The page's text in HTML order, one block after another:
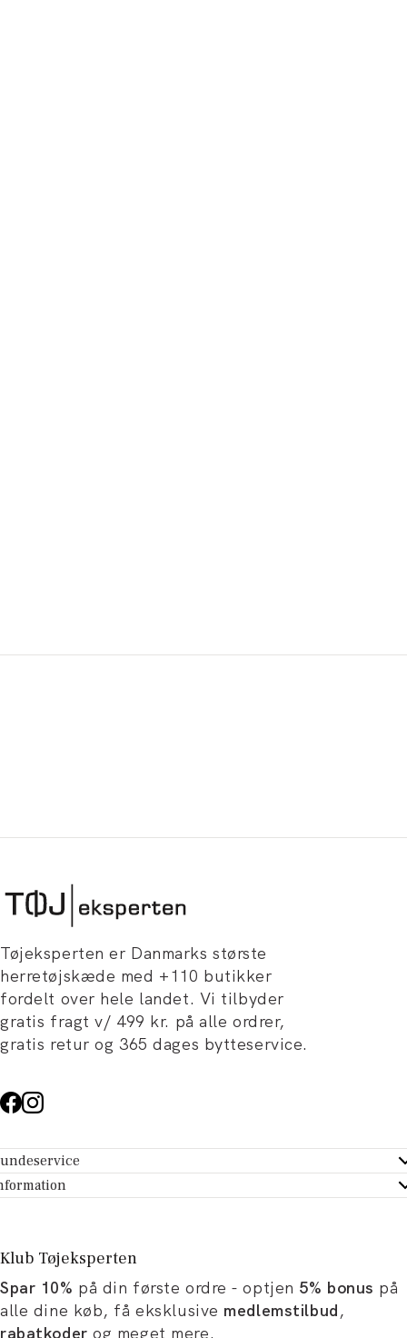
Tøjeksperten er Danmarks største
herretøjskæde med +110 butikker
fordelt over hele landet. Vi tilbyder
gratis fragt v/ 499 kr. på alle ordrer,
gratis retur og 365 dages bytteservice.
- Hjælpecenter
dit køb
Tøjeksperten
og artikler
og karriere
Klub Tøjeksperten
Spar 10% på din første ordre - optjen 5% bonus på
alle dine køb, få eksklusive medlemstilbud,
rabatkoder og meget mere.